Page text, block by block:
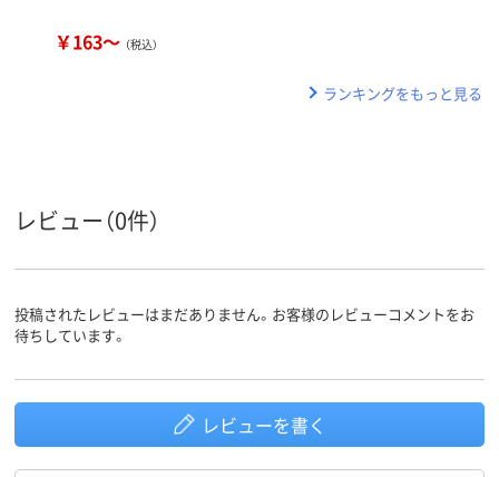
￥163～ （税込）
ランキングをもっと見る
レビュー（0件）
投稿されたレビューはまだありません。お客様のレビューコメントをお
待ちしています。
レビューを書く